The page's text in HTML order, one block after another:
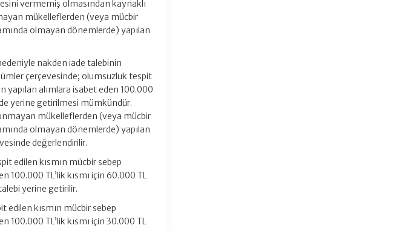
vermemiş olmasından kaynaklı
mükelleflerden (veya mücbir
olmayan dönemlerde) yapılan
nakden iade talebinin
çerçevesinde; olumsuzluk tespit
yapılan alımlara isabet eden 100.000
yerine getirilmesi mümkündür.
mükelleflerden (veya mücbir
olmayan dönemlerde) yapılan
değerlendirilir.
edilen kısmın mücbir sebep
100.000 TL’lik kısmı için 60.000 TL
yerine getirilir.
edilen kısmın mücbir sebep
100.000 TL’lik kısmı için 30.000 TL